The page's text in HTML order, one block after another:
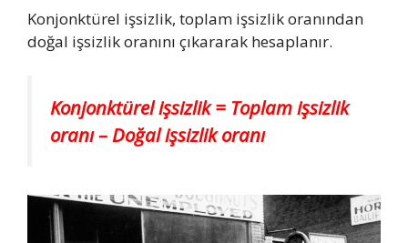
Konjonktürel işsizlik, toplam işsizlik oranından
doğal işsizlik oranını çıkararak hesaplanır.
Konjonktürel işsizlik = Toplam işsizlik
oranı – Doğal işsizlik oranı